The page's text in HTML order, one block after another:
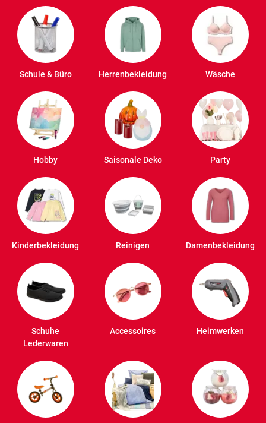
Schule & Büro Herrenbekleidung Wäsche
Hobby Saisonale Deko Party
Kinderbekleidung Reinigen Damenbekleidung
Schuhe
Lederwaren
Accessoires Heimwerken